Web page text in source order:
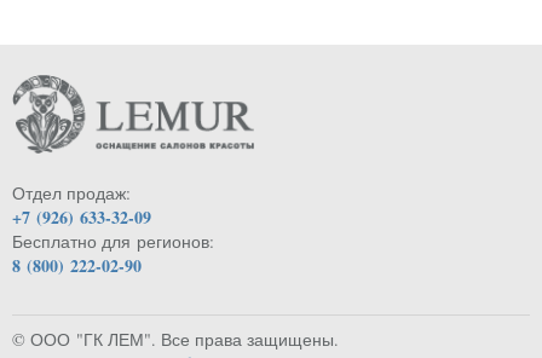
Отдел продаж:
+7 (926) 633-32-09
Бесплатно для регионов:
8 (800) 222-02-90
© ООО "ГК ЛЕМ". Все права защищены.